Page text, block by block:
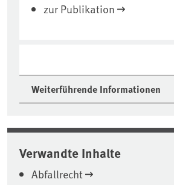
zur Publikation
Weiterführende Informationen
Verwandte Inhalte
Abfallrecht